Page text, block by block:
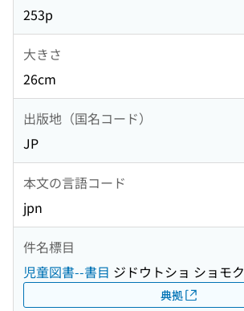
253p
大きさ
26cm
出版地（国名コード）
JP
本文の言語コード
jpn
件名標目
児童図書--書目 ジドウトショ ショモク
典拠